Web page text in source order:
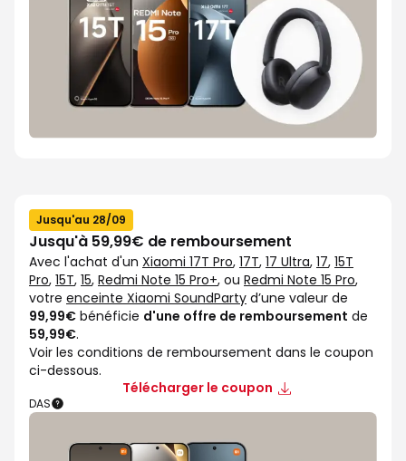
Jusqu'au 28/09
Jusqu'à 59,99€ de remboursement
Avec l'achat d'un Xiaomi 17T Pro, 17T, 17 Ultra, 17, 15T
Pro, 15T, 15, Redmi Note 15 Pro+, ou Redmi Note 15 Pro,
votre enceinte Xiaomi SoundParty d’une valeur de
99,99€ bénéficie d'une offre de remboursement de
59,99€.
Voir les conditions de remboursement dans le coupon
ci-dessous.
Télécharger le coupon
DAS